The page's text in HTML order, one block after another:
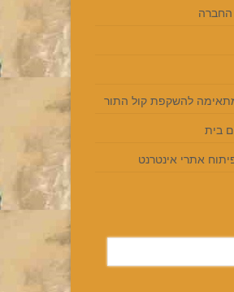
החברה
להשקפת קול התור
בית
אתרי אינטרנט